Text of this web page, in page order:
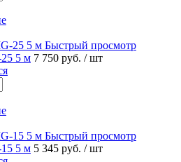
Быстрый просмотр
5 м 7 750 руб. / шт
Быстрый просмотр
5 м 5 345 руб. / шт